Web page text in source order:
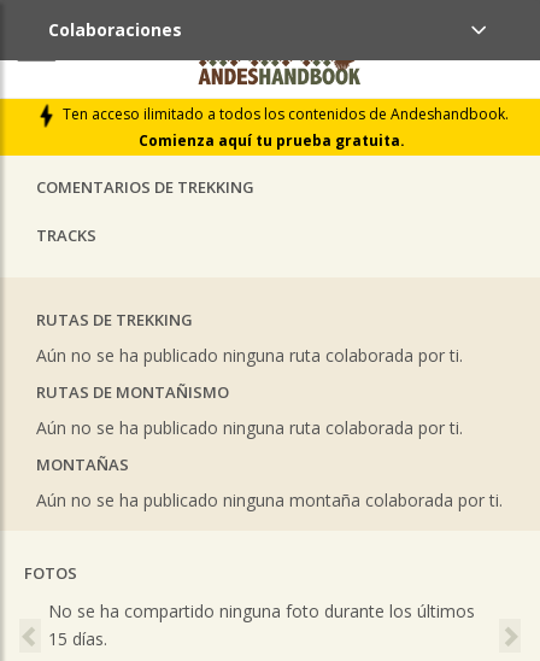
Ten acceso ilimitado a todos los contenidos de Andeshandbook.
Comienza aquí tu prueba gratuita.
Colaboraciones
ÚLTIMAS COLABORACIONES PUBLICADAS
LIBROS DE CUMBRES
COMENTARIOS DE TREKKING
TRACKS
RUTAS DE TREKKING
Aún no se ha publicado ninguna ruta colaborada por ti.
RUTAS DE MONTAÑISMO
Aún no se ha publicado ninguna ruta colaborada por ti.
MONTAÑAS
Aún no se ha publicado ninguna montaña colaborada por ti.
FOTOS
No se ha compartido ninguna foto durante los últimos
15 días.
Previous